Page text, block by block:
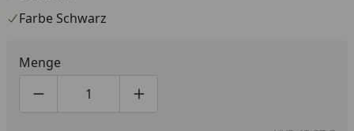
Farbe Schwarz
Menge
Produktmenge um eins verringern
Produktmenge manuell eingeben
Produktmenge um eins erhöhen